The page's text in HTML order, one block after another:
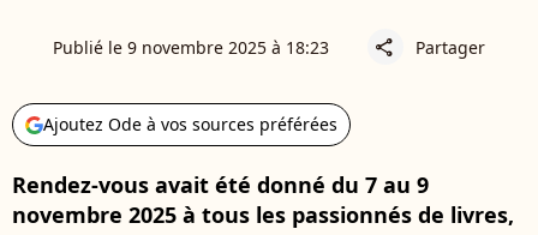
Publié le 9 novembre 2025 à 18:23 share Partager
Ajoutez Ode à vos sources préférées
Rendez-vous avait été donné du 7 au 9
novembre 2025 à tous les passionnés de livres,